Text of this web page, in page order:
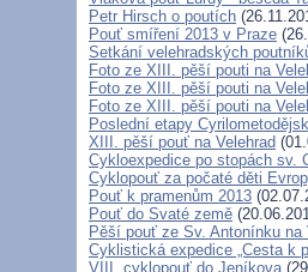
Petr Hirsch o poutích
Pouť smíření 2013 v Praze
Setkání velehradských
Foto ze XIII. pěší pouti na
Foto ze XIII. pěší pouti na
Foto ze XIII. pěší pouti na
Poslední etapy
XIII. pěší pouť na Velehrad
Cykloexpedice po stopách sv.
Cyklopouť za počaté děti
Pouť k pramenům 2013
Pouť do Svaté země
Pěší pouť ze Sv. Antonínku na
Cyklistická expedice „Cesta k
VIII. cyklopouť do Jeníkova